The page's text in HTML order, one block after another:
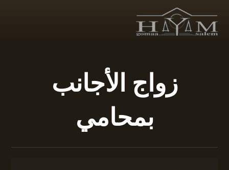
زواج الأجانب
بمحامي